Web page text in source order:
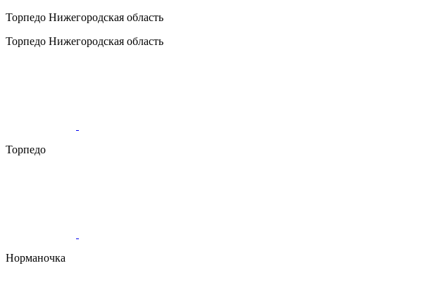
Торпедо Нижегородская область
Торпедо Нижегородская область
Торпедо
Норманочка